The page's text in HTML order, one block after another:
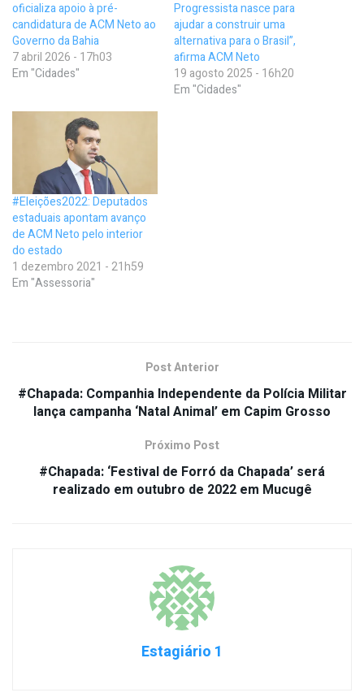
oficializa apoio à pré-
candidatura de ACM Neto ao
Governo da Bahia
7 abril 2026 - 17h03
Em "Cidades"
Progressista nasce para
ajudar a construir uma
alternativa para o Brasil”,
afirma ACM Neto
19 agosto 2025 - 16h20
Em "Cidades"
#Eleições2022: Deputados
estaduais apontam avanço
de ACM Neto pelo interior
do estado
1 dezembro 2021 - 21h59
Em "Assessoria"
Post Anterior
#Chapada: Companhia Independente da Polícia Militar
lança campanha ‘Natal Animal’ em Capim Grosso
Próximo Post
#Chapada: ‘Festival de Forró da Chapada’ será
realizado em outubro de 2022 em Mucugê
Estagiário 1